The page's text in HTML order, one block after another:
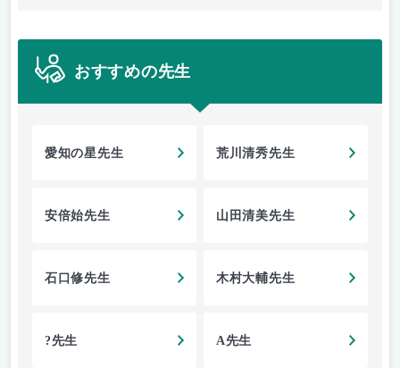
おすすめの先生
愛知の星先生 荒川清秀先生
安倍始先生 山田清美先生
石口修先生 木村大輔先生
?先生 A先生